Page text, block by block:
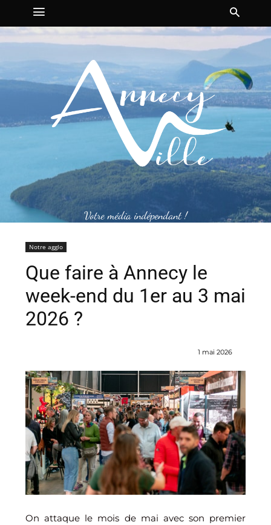
Votre média indépendant !
Notre agglo
Que faire à Annecy le
week-end du 1er au 3 mai
2026 ?
1 mai 2026
On attaque le mois de mai avec son premier